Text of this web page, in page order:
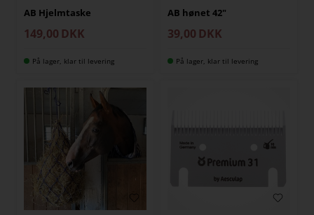
AB Hjelmtaske
149,00 DKK
På lager, klar til levering
AB hønet 42"
39,00 DKK
På lager, klar til levering